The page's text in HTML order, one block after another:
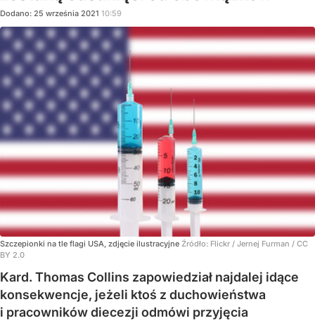
Dodano: 25 września 2021 10:59
Szczepionki na tle flagi USA, zdjęcie ilustracyjne Źródło: Flickr / Jernej Furman / CC
BY 2.0
Kard. Thomas Collins zapowiedział najdalej idące
konsekwencje, jeżeli ktoś z duchowieństwa
i pracowników diecezji odmówi przyjęcia